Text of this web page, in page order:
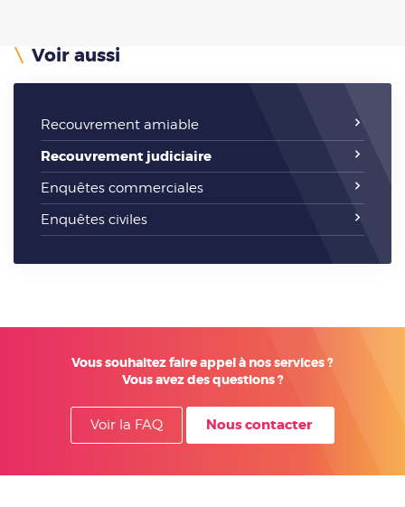
Voir aussi
Recouvrement amiable
Recouvrement judiciaire
Enquêtes commerciales
Enquêtes civiles
Vous souhaitez faire appel à nos services ?
Vous avez des questions ?
Voir la FAQ Nous contacter